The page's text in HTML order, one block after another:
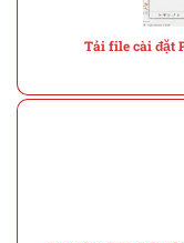
Tải file cài đặt